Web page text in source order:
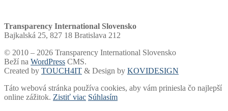
Transparency International Slovensko
Bajkalská 25, 827 18 Bratislava 212
© 2010 – 2026 Transparency International Slovensko
Beží na WordPress CMS.
Created by TOUCH4IT & Design by KOVIDESIGN
Táto webová stránka používa cookies, aby vám priniesla čo najlepší
online zážitok. Zistiť viac Súhlasím